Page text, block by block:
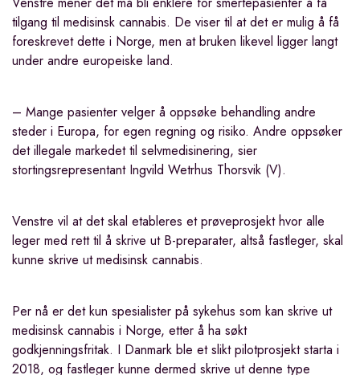
tilgang til medisinsk cannabis. De viser til at det er mulig å få
foreskrevet dette i Norge, men at bruken likevel ligger langt
under andre europeiske land.
– Mange pasienter velger å oppsøke behandling andre
steder i Europa, for egen regning og risiko. Andre oppsøker
det illegale markedet til selvmedisinering, sier
stortingsrepresentant Ingvild Wetrhus Thorsvik (V).
Venstre vil at det skal etableres et prøveprosjekt hvor alle
leger med rett til å skrive ut B-preparater, altså fastleger, skal
kunne skrive ut medisinsk cannabis.
Per nå er det kun spesialister på sykehus som kan skrive ut
medisinsk cannabis i Norge, etter å ha søkt
godkjenningsfritak. I Danmark ble et slikt pilotprosjekt starta i
2018, og fastleger kunne dermed skrive ut denne type